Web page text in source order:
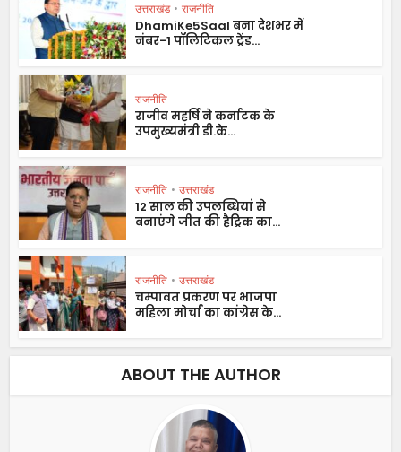
उत्तराखंड • राजनीति
DhamiKe5Saal बना देशभर में
नंबर-1 पॉलिटिकल ट्रेंड...
राजनीति
राजीव महर्षि ने कर्नाटक के
उपमुख्यमंत्री डी.के...
राजनीति • उत्तराखंड
12 साल की उपलब्धियां से
बनाएंगे जीत की हैट्रिक का...
राजनीति • उत्तराखंड
चम्पावत प्रकरण पर भाजपा
महिला मोर्चा का कांग्रेस के...
ABOUT THE AUTHOR